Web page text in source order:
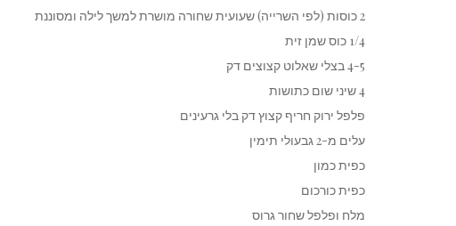
2 כוסות (לפי השרייה) שעועית שחורה מושרת למשך לילה ומסוננת
1/4 כוס שמן זית
4-5 בצלי שאלוט קצוצים דק
4 שיני שום כתושות
פלפל ירוק חריף קצוץ דק בלי גרעינים
עלים מ-2 גבעולי תימין
כפית כמון
כפית כורכום
מלח ופלפל שחור גרוס